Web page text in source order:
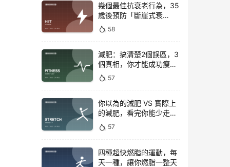
幾個最佳抗衰老行為，35
歲後預防「斷崖式衰
老」！
58
減肥：搞清楚2個誤區，3
個真相，你才能成功瘦下
來！57
你以為的減肥 VS 實際上
的減肥，看完你能少走彎
路
57
四種超快燃脂的運動，每
天一種，讓你燃脂一整天